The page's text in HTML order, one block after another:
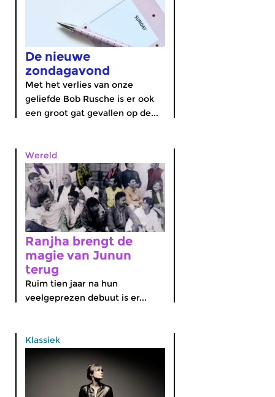
De nieuwe
zondagavond
Met het verlies van onze
geliefde Bob Rusche is er ook
een groot gat gevallen op de...
Wereld
Ranjha brengt de
magie van Junun
terug
Ruim tien jaar na hun
veelgeprezen debuut is er...
Klassiek